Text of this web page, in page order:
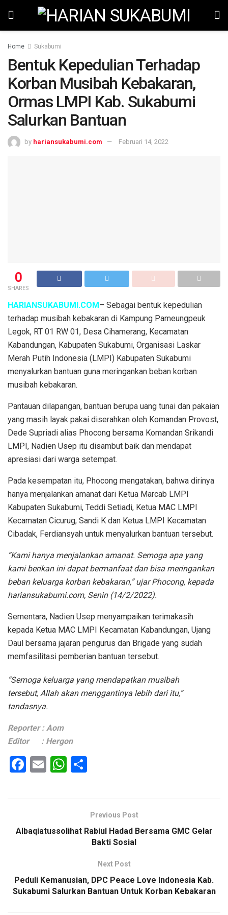
Home Sukabumi
Bentuk Kepedulian Terhadap
Korban Musibah Kebakaran,
Ormas LMPI Kab. Sukabumi
Salurkan Bantuan
by hariansukabumi.com Februari 14, 2022
0
SHARES
HARIANSUKABUMI.COM– Sebagai bentuk kepedulian
terhadap musibah kebakaran di Kampung Pameungpeuk
Legok, RT 01 RW 01, Desa Cihamerang, Kecamatan
Kabandungan, Kabupaten Sukabumi, Organisasi Laskar
Merah Putih Indonesia (LMPI) Kabupaten Sukabumi
menyalurkan bantuan guna meringankan beban korban
musibah kebakaran.
Pantauan dilapangan, bantuan berupa uang tunai dan pakaian
yang masih layak pakai diserahkan oleh Komandan Provost,
Dede Supriadi alias Phocong bersama Komandan Srikandi
LMPI, Nadien Usep itu disambut baik dan mendapat
apresiasi dari warga setempat.
Pada kesempatan itu, Phocong mengatakan, bahwa dirinya
hanya menjalankan amanat dari Ketua Marcab LMPI
Kabupaten Sukabumi, Teddi Setiadi, Ketua MAC LMPI
Kecamatan Cicurug, Sandi K dan Ketua LMPI Kecamatan
Cibadak, Ferdiansyah untuk menyalurkan bantuan tersebut.
“Kami hanya menjalankan amanat. Semoga apa yang
kami berikan ini dapat bermanfaat dan bisa meringankan
beban keluarga korban kebakaran,” ujar Phocong, kepada
hariansukabumi.com, Senin (14/2/2022).
Sementara, Nadien Usep menyampaikan terimakasih
kepada Ketua MAC LMPI Kecamatan Kabandungan, Ujang
Daul bersama jajaran pengurus dan Brigade yang sudah
memfasilitasi pemberian bantuan tersebut.
“Semoga keluarga yang mendapatkan musibah
tersebut, Allah akan menggantinya lebih dari itu,”
tandasnya.
Reporter : Aom
Editor : Hergon
F
o
E
W
A
ePrevious Post
Albaqiatussolihat Rabiul Hadad Bersama GMC Gelar
Bakti Sosial
Next Post
Peduli Kemanusian, DPC Peace Love Indonesia Kab.
Sukabumi Salurkan Bantuan Untuk Korban Kebakaran